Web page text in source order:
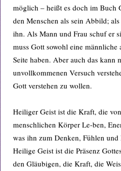
möglich – heißt es doch im Buch
den Menschen als sein Abbild;
ihn. Als Mann und Frau schuf er
muss Gott sowohl eine
Seite haben. Aber auch das kann
unvollkommenen Versuch
Gott verstehen zu wollen.
Heiliger Geist ist die Kraft, die
menschlichen Körper Le-ben,
was ihn zum Denken, Fühlen
Heilige Geist ist die Präsenz
den Gläubigen, die Kraft, die